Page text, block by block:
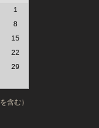
1
8
15
22
29
含む）